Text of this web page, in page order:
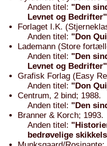
Anden titel: "Den
Levnet og Bedrifter"
Forlaget I.K.
Anden titel: "Don
Lademann (Store
Anden titel: "Den
Levnet og Bedrifter"
Grafisk Forlag (Easy
Anden titel: "Don
Centrum, 2 bind; 1988.
Anden titel: "Den
Branner & Korch; 1993.
Anden titel:
bedrøvelige